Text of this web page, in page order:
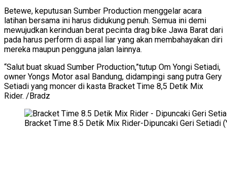
Betewe, keputusan Sumber Production menggelar acara
latihan bersama ini harus didukung penuh. Semua ini demi
mewujudkan kerinduan berat pecinta drag bike Jawa Barat dari
pada harus perform di aspal liar yang akan membahayakan diri
mereka maupun pengguna jalan lainnya.
“Salut buat skuad Sumber Production,”tutup Om Yongi Setiadi,
owner Yongs Motor asal Bandung, didampingi sang putra Gery
Setiadi yang moncer di kasta Bracket Time 8,5 Detik Mix
Rider. /Bradz
Bracket Time 8.5 Detik Mix Rider-Dipuncaki Geri Setiadi